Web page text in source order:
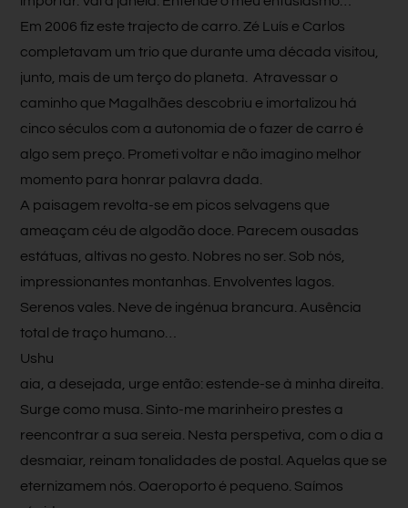
Em 2006 fiz este trajecto de carro. Zé Luís e Carlos
completavam um trio que durante uma década visitou,
junto, mais de um terço do planeta. Atravessar o
caminho que Magalhães descobriu e imortalizou há
cinco séculos com a autonomia de o fazer de carro é
algo sem preço. Prometi voltar e não imagino melhor
momento para honrar palavra dada.
A paisagem revolta-se em picos selvagens que
ameaçam céu de algodão doce. Parecem ousadas
estátuas, altivas no gesto. Nobres no ser. Sob nós,
impressionantes montanhas. Envolventes lagos.
Serenos vales. Neve de ingénua brancura. Ausência
total de traço humano…
Ushu
aia, a desejada, urge então: estende-se à minha direita.
Surge como musa. Sinto-me marinheiro prestes a
reencontrar a sua sereia. Nesta perspetiva, com o dia a
desmaiar, reinam tonalidades de postal. Aquelas que se
eternizamem nós. Oaeroporto é pequeno. Saímos